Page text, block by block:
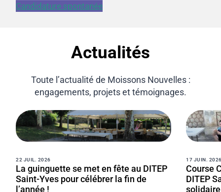
Candidature spontanée
Actualités
Toute l’actualité de Moissons Nouvelles :
engagements, projets et témoignages.
22 JUIL. 2026
La guinguette se met en fête au DITEP
Saint-Yves pour célébrer la fin de
l’année !
17 JUIN.
Course
DITEP
solidaire